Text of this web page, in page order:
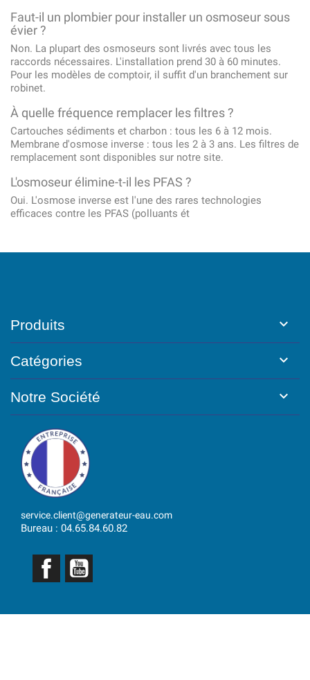
Faut-il un plombier pour installer un osmoseur sous
évier ?
Non. La plupart des osmoseurs sont livrés avec tous les
raccords nécessaires. L'installation prend 30 à 60 minutes.
Pour les modèles de comptoir, il suffit d'un branchement sur
robinet.
À quelle fréquence remplacer les filtres ?
Cartouches sédiments et charbon : tous les 6 à 12 mois.
Membrane d'osmose inverse : tous les 2 à 3 ans. Les filtres de
remplacement sont disponibles sur notre site.
L'osmoseur élimine-t-il les PFAS ?
Oui. L'osmose inverse est l'une des rares technologies
efficaces contre les PFAS (polluants ét
Produits 
Catégories 
Notre Société 
service.client@generateur-eau.com
Bureau : 04.65.84.60.82
Facebook